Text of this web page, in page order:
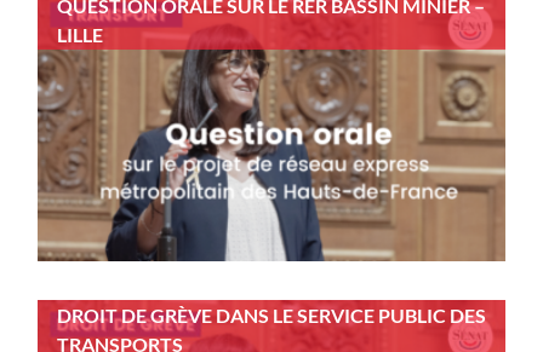
QUESTION ORALE SUR LE RER BASSIN MINIER –
LILLE
DROIT DE GRÈVE DANS LE SERVICE PUBLIC DES
TRANSPORTS